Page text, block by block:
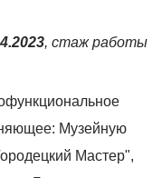
, стаж работы
Музейную
Мастер",